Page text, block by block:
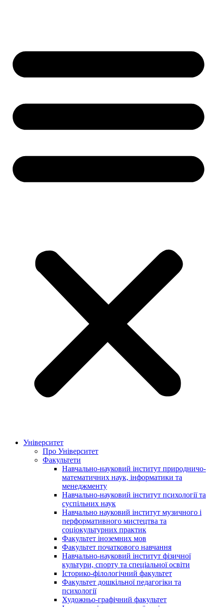
Університет
Про Університет
Факультети
Навчально-науковий інститут природничо-
математичних наук, інформатики та
менеджменту
Навчально-науковий інститут психології та
суспільних наук
Навчально науковий інститут музичного і
перформативного мистецтва та
соціокультурних практик
Факультет іноземних мов
Факультет початкового навчання
Навчально-науковий інститут фізичної
культури, спорту та спеціальної освіти
Історико-філологічний факультет
Факультет дошкільної педагогіки та
психології
Художньо-графічний факультет